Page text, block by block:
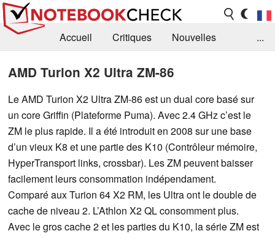
Accueil Critiques
Nouvelles
...
AMD Turion X2 Ultra ZM-86
Le AMD Turion X2 Ultra ZM-86 est un dual core basé sur
un core Griffin (Plateforme Puma). Avec 2.4 GHz c’est le
ZM le plus rapide. Il a été introduit en 2008 sur une base
d’un vieux K8 et une partie des K10 (Contrôleur mémoire,
HyperTransport links, crossbar). Les ZM peuvent baisser
facilement leurs consommation indépendament.
Comparé aux Turion 64 X2 RM, les Ultra ont le double de
cache de niveau 2. L’Athlon X2 QL consomment plus.
Avec le gros cache 2 et les parties du K10, la série ZM est